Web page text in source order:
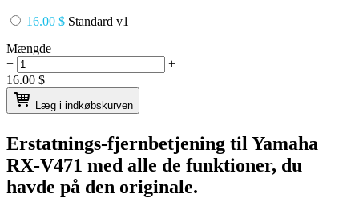
16.00 $ Standard v1
Mængde
−
+
16.00 $
Læg i indkøbskurven
Erstatnings-fjernbetjening til Yamaha
RX-V471 med alle de funktioner, du
havde på den originale.